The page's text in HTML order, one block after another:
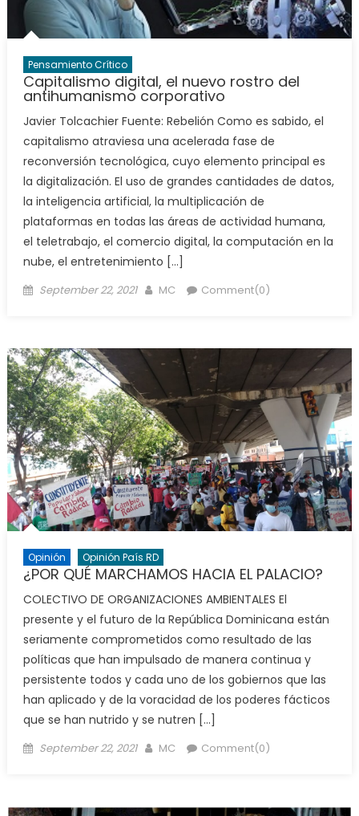
Pensamiento Crítico
Capitalismo digital, el nuevo rostro del
antihumanismo corporativo
Javier Tolcachier Fuente: Rebelión Como es sabido, el
capitalismo atraviesa una acelerada fase de
reconversión tecnológica, cuyo elemento principal es
la digitalización. El uso de grandes cantidades de datos,
la inteligencia artificial, la multiplicación de
plataformas en todas las áreas de actividad humana,
el teletrabajo, el comercio digital, la computación en la
nube, el entretenimiento […]
Posted
September 22, 2021 Author
MC Comment(0)
Opinión Opinión País RD
¿POR QUÉ MARCHAMOS HACIA EL PALACIO?
COLECTIVO DE ORGANIZACIONES AMBIENTALES El
presente y el futuro de la República Dominicana están
seriamente comprometidos como resultado de las
políticas que han impulsado de manera continua y
persistente todos y cada uno de los gobiernos que las
han aplicado y de la voracidad de los poderes fácticos
que se han nutrido y se nutren […]
Posted
September 22, 2021 Author
MC Comment(0)